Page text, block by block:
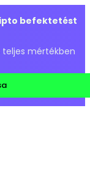
befektetést
teljes mértékben